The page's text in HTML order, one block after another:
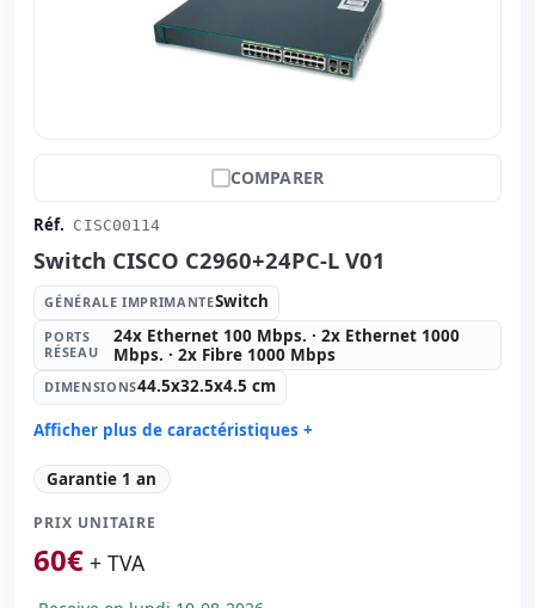
COMPARER
Réf. CISC00114
Switch CISCO C2960+24PC-L V01
GÉNÉRALE IMPRIMANTESwitch
PORTS
RÉSEAU
24x Ethernet 100 Mbps. · 2x Ethernet 1000
Mbps. · 2x Fibre 1000 Mbps
DIMENSIONS44.5x32.5x4.5 cm
Afficher plus de caractéristiques +
Générale imprimante:
Ports réseau: 24x Ethernet 100 Mbps. · 2x Ethernet
1000 Mbps. · 2x Fibre 1000 Mbps.
Dimensions:
Poids:
4.50 Kg.
Garantie 1 an
PRIX UNITAIRE
60€ + TVA